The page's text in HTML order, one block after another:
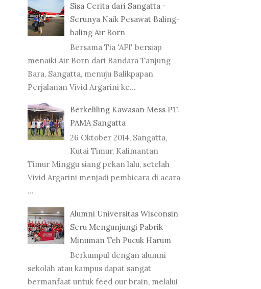
Sisa Cerita dari Sangatta -
Serunya Naik Pesawat Baling-
baling Air Born
Bersama Tia 'AFI' bersiap
menaiki Air Born dari Bandara Tanjung
Bara, Sangatta, menuju Balikpapan
Perjalanan Vivid Argarini ke...
Berkeliling Kawasan Mess PT.
PAMA Sangatta
26 Oktober 2014, Sangatta,
Kutai Timur, Kalimantan
Timur Minggu siang pekan lalu, setelah
Vivid Argarini menjadi pembicara di acara
...
Alumni Universitas Wisconsin
Seru Mengunjungi Pabrik
Minuman Teh Pucuk Harum
Berkumpul dengan alumni
sekolah atau kampus dapat sangat
bermanfaat untuk feed our brain, melalui